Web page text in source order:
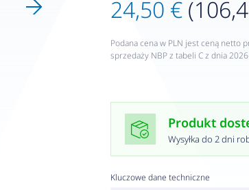
24,50 €
Podana cena w PLN jest ceną netto
sprzedaży NBP z tabeli C z dnia
Produkt
Wysyłka do 2 dni
Kluczowe dane techniczne